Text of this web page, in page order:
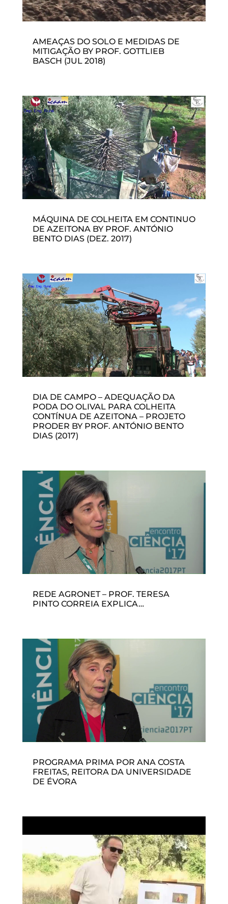
AMEAÇAS DO SOLO E MEDIDAS DE
MITIGAÇÃO BY PROF. GOTTLIEB
BASCH (JUL 2018)
MÁQUINA DE COLHEITA EM CONTINUO
DE AZEITONA BY PROF. ANTÓNIO
BENTO DIAS (DEZ. 2017)
DIA DE CAMPO – ADEQUAÇÃO DA
PODA DO OLIVAL PARA COLHEITA
CONTÍNUA DE AZEITONA – PROJETO
PRODER BY PROF. ANTÓNIO BENTO
DIAS (2017)
REDE AGRONET – PROF. TERESA
PINTO CORREIA EXPLICA…
PROGRAMA PRIMA POR ANA COSTA
FREITAS, REITORA DA UNIVERSIDADE
DE ÉVORA